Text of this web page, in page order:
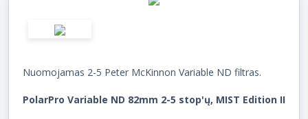
Nuomojamas 2-5 Peter McKinnon Variable ND filtras.
PolarPro Variable ND 82mm 2-5 stop'ų, MIST Edition II